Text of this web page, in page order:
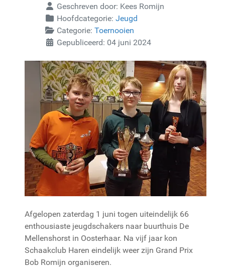
Geschreven door: Kees Romijn
Hoofdcategorie: Jeugd
Categorie: Toernooien
Gepubliceerd: 04 juni 2024
Afgelopen zaterdag 1 juni togen uiteindelijk 66
enthousiaste jeugdschakers naar buurthuis De
Mellenshorst in Oosterhaar. Na vijf jaar kon
Schaakclub Haren eindelijk weer zijn Grand Prix
Bob Romijn organiseren.